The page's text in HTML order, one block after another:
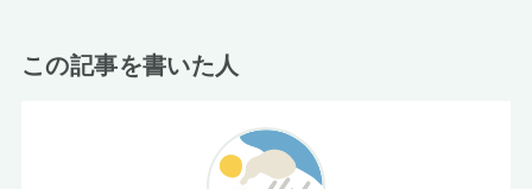
この記事を書いた人